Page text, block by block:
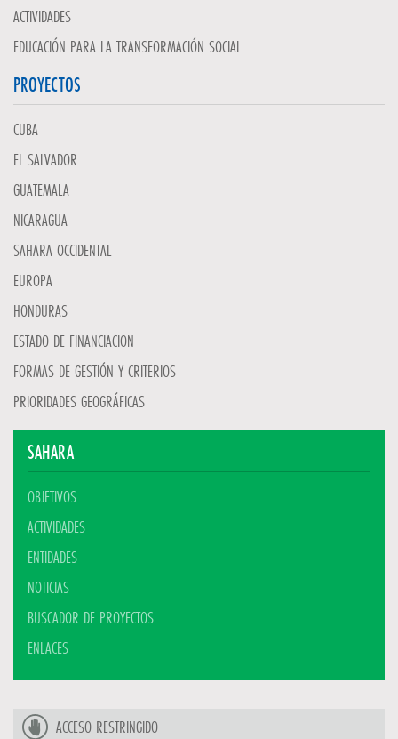
ACTIVIDADES
EDUCACIÓN PARA LA TRANSFORMACIÓN SOCIAL
PROYECTOS
CUBA
EL SALVADOR
GUATEMALA
NICARAGUA
SAHARA OCCIDENTAL
EUROPA
HONDURAS
ESTADO DE FINANCIACION
FORMAS DE GESTIÓN Y CRITERIOS
PRIORIDADES GEOGRÁFICAS
SAHARA
OBJETIVOS
ACTIVIDADES
ENTIDADES
NOTICIAS
BUSCADOR DE PROYECTOS
ENLACES
ACCESO RESTRINGIDO